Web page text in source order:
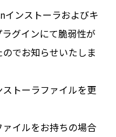
インストーラおよびキ
グインにて脆弱性が
でお知らせいたしま
トーラファイルを更
イルをお持ちの場合